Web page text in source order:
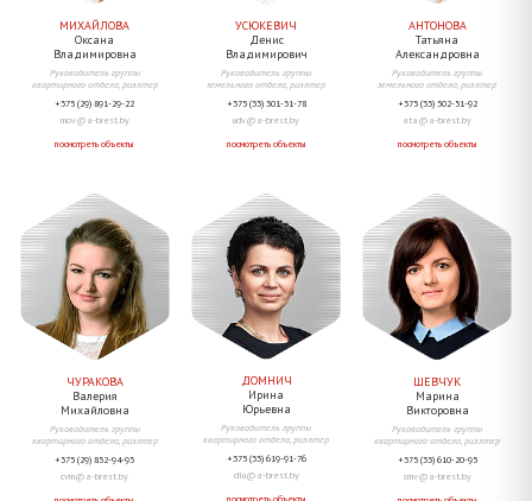
МИХАЙЛОВА
Оксана
Владимировна
Руководитель группы
квартирного отдела, риэлтер
+375 (29) 891-29-22
mov@a-brest.by
посмотреть объекты
УСЮКЕВИЧ
Денис
Владимирович
Руководитель группы
земельного отдела, риэлтер
+375 (33) 301-31-78
udv@a-brest.by
посмотреть объекты
АНТОНОВА
Татьяна
Александровна
Руководитель группы
земельного отдела, риэлтер
+375 (33) 302-51-92
ata@a-brest.by
посмотреть объекты
ЧУРАКОВА
Валерия
Михайловна
Руководитель группы
квартирного отдела, риэлтер
+375 (29) 852-94-93
cvm@a-brest.by
ДОМНИЧ
Ирина
Юрьевна
Руководитель группы
квартирного отдела, риэлтер
+375 (33) 619-91-76
diu@a-brest.by
ШЕВЧУК
Марина
Викторовна
Руководитель группы
квартирного отдела, риэлтер
+375 (33) 610-20-95
smv@a-brest.by